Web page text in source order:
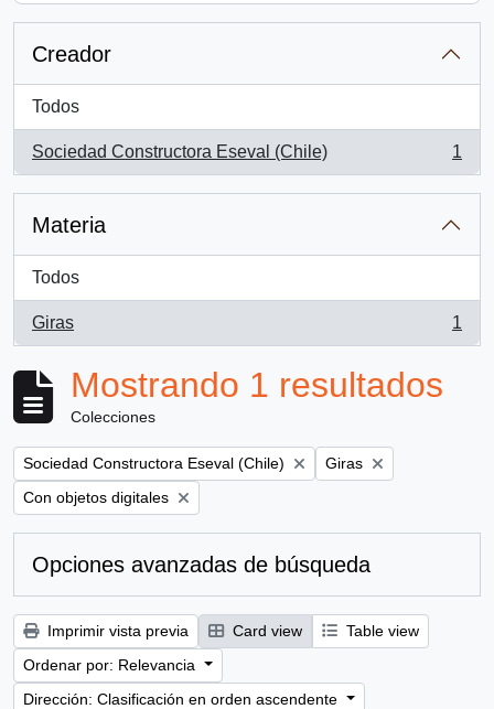
Creador
Todos
Sociedad Constructora Eseval (Chile)
, 1 resultados
1
Materia
Todos
Giras
, 1 resultados
1
Mostrando 1 resultados
Colecciones
Remove filter:
Sociedad Constructora Eseval (Chile) Remove filter:
Giras
Remove filter:
Con objetos digitales
Opciones avanzadas de búsqueda
Imprimir vista previa Card view
Table view
Ordenar por: Relevancia
Dirección: Clasificación en orden ascendente